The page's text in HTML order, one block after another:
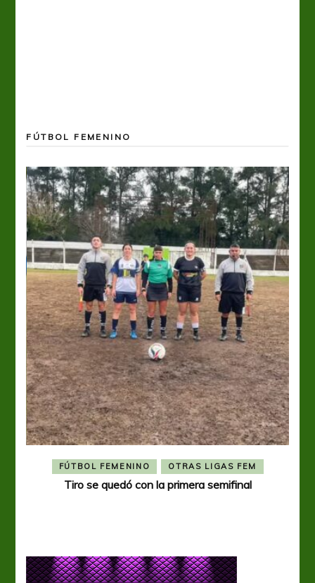
FÚTBOL FEMENINO
FÚTBOL FEMENINO OTRAS LIGAS FEM
Tiro se quedó con la primera semifinal